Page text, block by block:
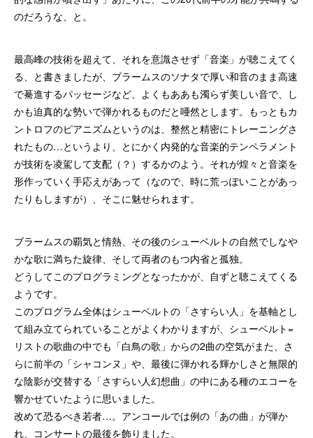
のだろうな、と。
最高峰の技術を超えて、それを意識させず「音楽」が聴こえてく
る、と書きましたが、ブラームスのソナタで厚い和音のまま高速
で驀進するパッセージなど、よくもああも濁らず美しい音で、し
かも迫真的な勢いで弾かれるものだと唖然とします。もっともカ
ントロフのピアニズムというのは、整然と精密にトレーニングさ
れたもの…というより、とにかく内発的な音楽的テンペラメント
が技術を凌駕して支配（？）するかのよう。それが煌々と音楽を
形作っていく手応えがあって（なので、時に荒っぽいことがあっ
たりもしますが）、そこに魅せられます。
ブラームスの覇気と情熱、その後のシューベルトの自然でしなや
かな歌に満ちた旋律、そして両者のもつ内省と孤独。
どうしてこのプログラミングとなったかが、自ずと聴こえてくる
ようです。
このプログラム全体はシューベルトの「さすらい人」を基軸とし
て組み立てられていることがよくわかりますが、シューベルト=
リストの歌曲の中でも「白鳥の歌」からの2曲の空気がまた、さ
らに前半の「シャコンヌ」や、最後に弾かれる輝かしさと無限的
な陰影が交替する「さすらい人幻想曲」の中にある種のエコーを
響かせていたように思いました。
改めて恐るべき若者…。アンコールでは例の「あの曲」が弾か
れ、コンサートの最後を飾りました。